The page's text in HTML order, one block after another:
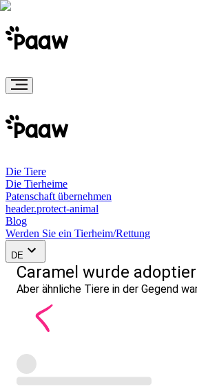
Die Tiere
Die Tierheime
Patenschaft übernehmen
header.protect-animal
Blog
Werden Sie ein Tierheim/Rettung
DE
Caramel wurde
Aber ähnliche Tiere in der Gegend